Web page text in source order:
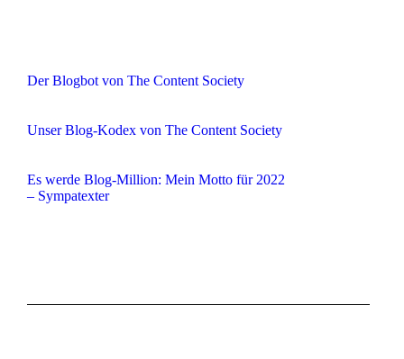
Der Blogbot von The Content Society
Unser Blog-Kodex von The Content Society
Es werde Blog-Million: Mein Motto für 2022
– Sympatexter